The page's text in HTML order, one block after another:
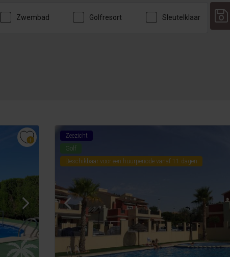
Zwembad Golfresort Sleutelklaar
Zeezicht
Golf
Beschikbaar voor een huurperiode vanaf 11 dagen